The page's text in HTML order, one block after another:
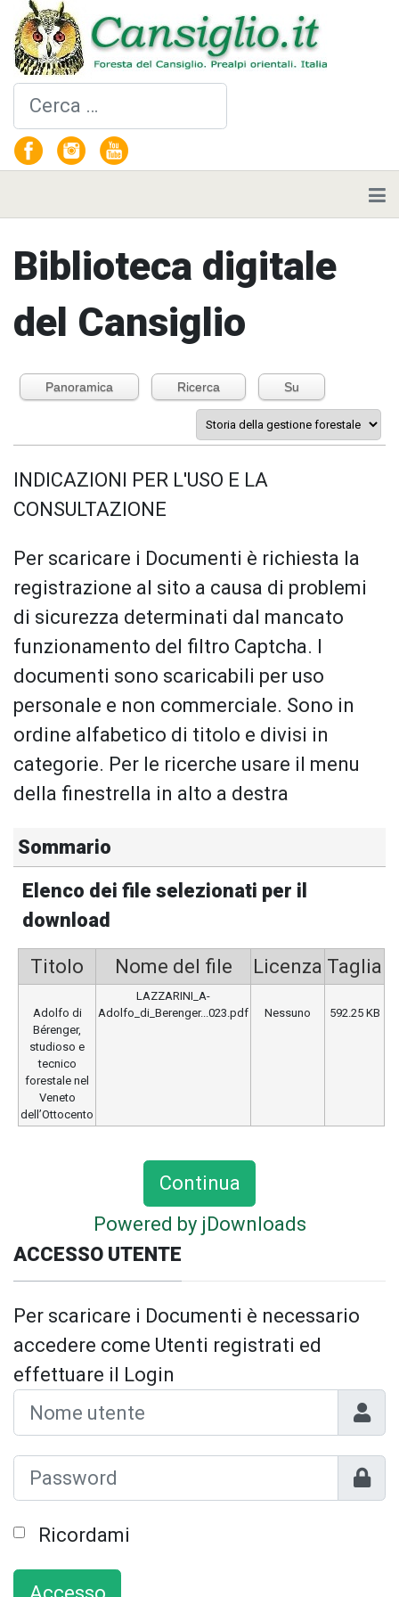
Cerca
Biblioteca digitale
del Cansiglio
Panoramica Ricerca Su
INDICAZIONI PER L'USO E LA
CONSULTAZIONE
Per scaricare i Documenti è richiesta la
registrazione al sito a causa di problemi
di sicurezza determinati dal mancato
funzionamento del filtro Captcha. I
documenti sono scaricabili per uso
personale e non commerciale. Sono in
ordine alfabetico di titolo e divisi in
categorie. Per le ricerche usare il menu
della finestrella in alto a destra
Sommario
Elenco dei file selezionati per il
download
Titolo Nome del file Licenza Taglia
Adolfo di
Bérenger,
studioso e
tecnico
forestale nel
Veneto
dell’Ottocento
LAZZARINI_A-
Adolfo_di_Berenger...023.pdf
Nessuno 592.25 KB
Continua
Powered by jDownloads
ACCESSO UTENTE
Per scaricare i Documenti è necessario
accedere come Utenti registrati ed
effettuare il Login
Ricordami